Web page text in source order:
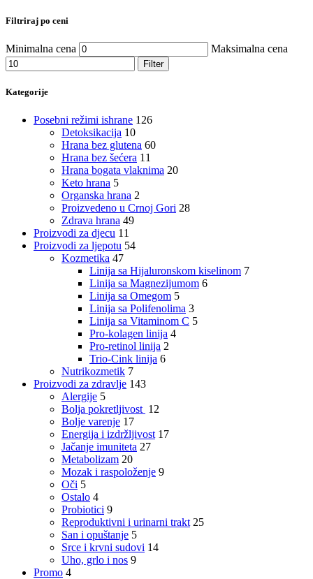
Filtriraj po ceni
Minimalna cena Maksimalna cena
Filter
Kategorije
Posebni režimi ishrane 126
Detoksikacija 10
Hrana bez glutena 60
Hrana bez šećera 11
Hrana bogata vlaknima 20
Keto hrana 5
Organska hrana 2
Proizvedeno u Crnoj Gori 28
Zdrava hrana 49
Proizvodi za djecu 11
Proizvodi za ljepotu 54
Kozmetika 47
Linija sa Hijaluronskom kiselinom 7
Linija sa Magnezijumom 6
Linija sa Omegom 5
Linija sa Polifenolima 3
Linija sa Vitaminom C 5
Pro-kolagen linija 4
Pro-retinol linija 2
Trio-Cink linija 6
Nutrikozmetik 7
Proizvodi za zdravlje 143
Alergije 5
Bolja pokretljivost 12
Bolje varenje 17
Energija i izdržljivost 17
Jačanje imuniteta 27
Metabolizam 20
Mozak i raspoloženje 9
Oči 5
Ostalo 4
Probiotici 9
Reproduktivni i urinarni trakt 25
San i opuštanje 5
Srce i krvni sudovi 14
Uho, grlo i nos 9
Promo 4